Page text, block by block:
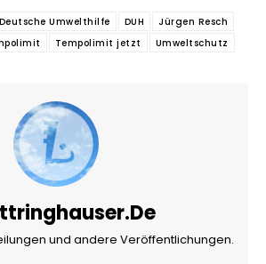
Deutsche Umwelthilfe DUH
Jürgen Resch
Tempolimit jetzt Umweltschutz
und andere Veröffentlichungen.